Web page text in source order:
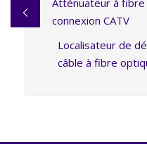
connexion CATV
Localisateur de
câble à fibre